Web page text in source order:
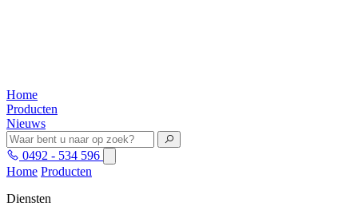
Home
Producten
Nieuws
0492 - 534 596
Home Producten
Diensten